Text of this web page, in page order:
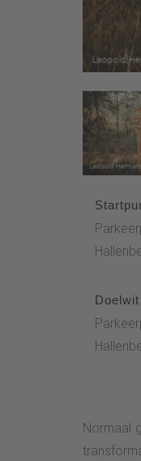
Doelwit
Normaal